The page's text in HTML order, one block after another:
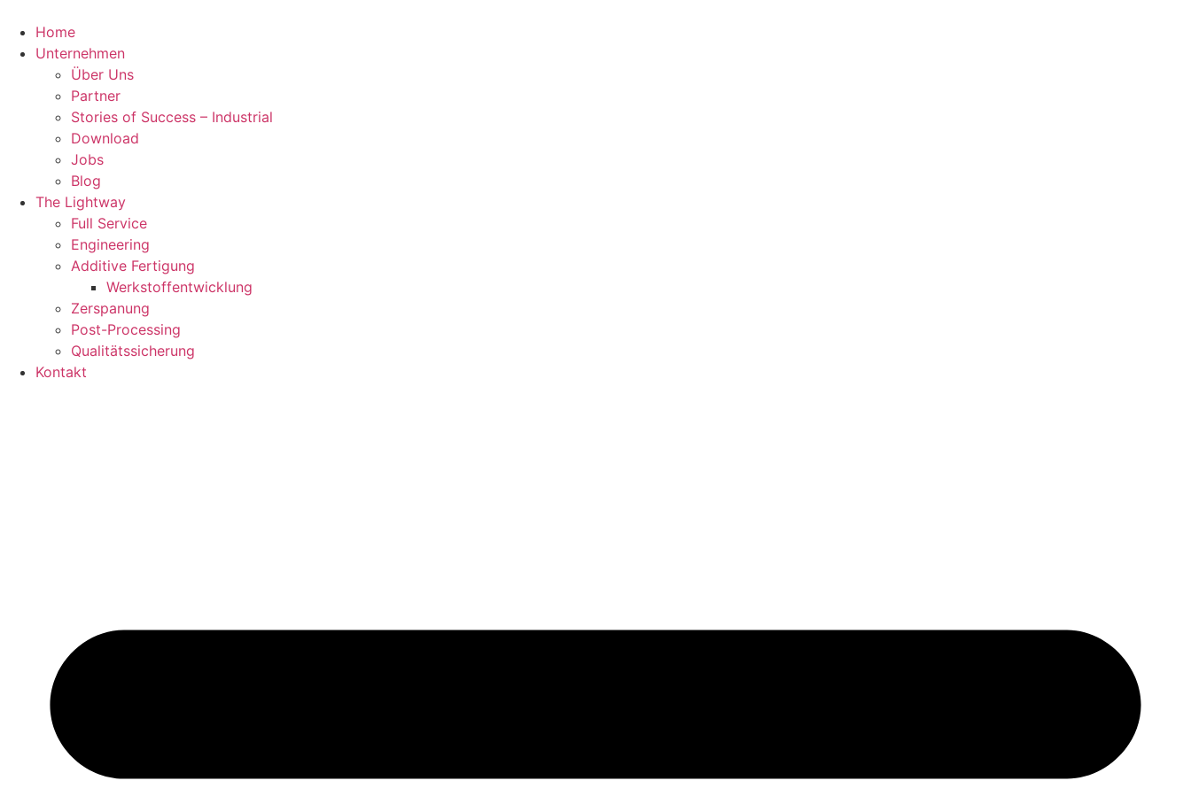
Inhalt
springen
Home
Unternehmen
Über Uns
Partner
Stories of Success – Industrial
Download
Jobs
Blog
The Lightway
Full Service
Engineering
Additive Fertigung
Werkstoffentwicklung
Zerspanung
Post-Processing
Qualitätssicherung
Kontakt